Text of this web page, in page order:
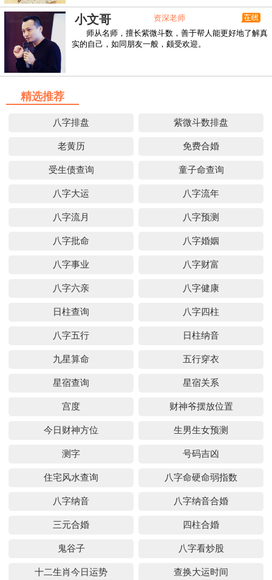
小文哥
资深老师
师从名师，擅长紫微斗数，善于帮人能更好地了解真
实的自己，如同朋友一般，颇受欢迎。
精选推荐
八字排盘 紫微斗数排盘
老黄历 免费合婚
受生债查询 童子命查询
八字大运 八字流年
八字流月 八字预测
八字批命 八字婚姻
八字事业 八字财富
八字六亲 八字健康
日柱查询 八字四柱
八字五行 日柱纳音
九星算命 五行穿衣
星宿查询 星宿关系
宫度 财神爷摆放位置
今日财神方位 生男生女预测
测字 号码吉凶
住宅风水查询 八字命硬命弱指数
八字纳音 八字纳音合婚
三元合婚 四柱合婚
鬼谷子 八字看炒股
十二生肖今日运势 查换大运时间